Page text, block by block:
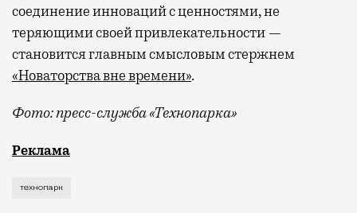
соединение инноваций с ценностями, не
теряющими своей привлекательности —
становится главным смысловым стержнем
«Новаторства вне времени».
Фото: пресс-служба «Технопарка»
Рекламные кампании техники редко выходят за
Реклама
технопарк